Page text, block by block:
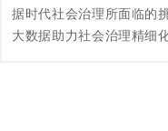
据时代社会治理所面临的
大数据助力社会治理精细